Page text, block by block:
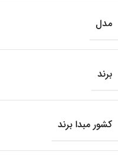
مدل
برند
کشور مبدا برند